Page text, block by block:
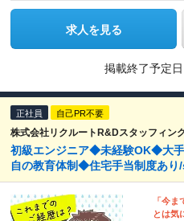
求人を見る
掲載終了予定日
正社員 自己PR不要
株式会社リクルートR&Dスタッフィン
初級エンジニア◆未経験OK◆大
自の教育体制◆住宅手当制度あり
「今
とは気